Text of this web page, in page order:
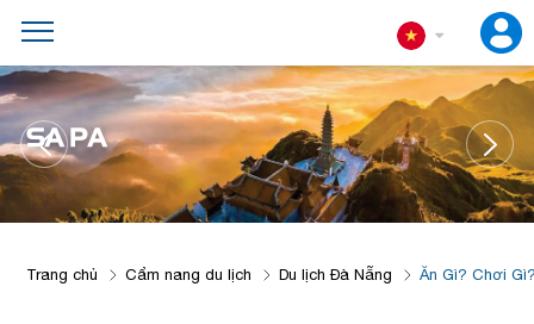
SA PA
Trang chủ Cẩm nang du lịch Du lịch Đà Nẵng Ăn Gì? Chơi